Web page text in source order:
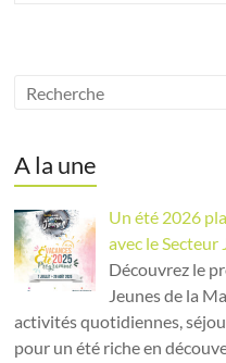
A la une
Un été 2026
avec le
Découvrez le
Jeunes de la
activités quotidiennes,
pour un été riche en